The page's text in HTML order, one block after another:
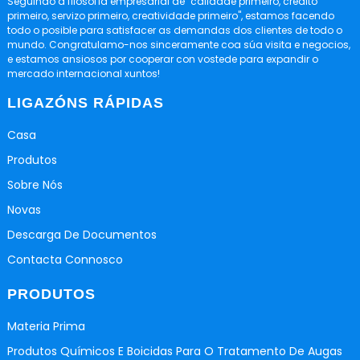
primeiro, servizo primeiro, creatividade primeiro", estamos facendo
todo o posible para satisfacer as demandas dos clientes de todo o
mundo. Congratulamo-nos sinceramente coa súa visita e negocios,
e estamos ansiosos por cooperar con vostede para expandir o
mercado internacional xuntos!
LIGAZÓNS RÁPIDAS
Casa
Produtos
Sobre Nós
Novas
Descarga De Documentos
Contacta Connosco
PRODUTOS
Materia Prima
Produtos Químicos E Boicidas Para O Tratamento De Augas